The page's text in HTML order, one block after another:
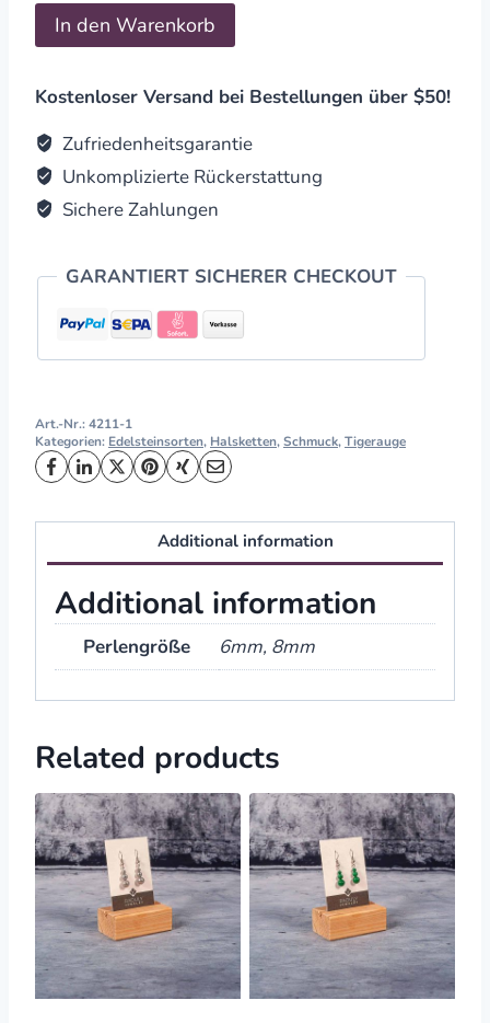
Halskette
Tigerauge
8mm
In den Warenkorb
Kostenloser Versand bei Bestellungen über $50!
Zufriedenheitsgarantie
Unkomplizierte Rückerstattung
Sichere Zahlungen
GARANTIERT SICHERER CHECKOUT
Art.-Nr.:4211-1
Kategorien: Edelsteinsorten, Halsketten,Schmuck,Tigerauge
Additional information
Additional information
Perlengröße 6mm, 8mm
Related products